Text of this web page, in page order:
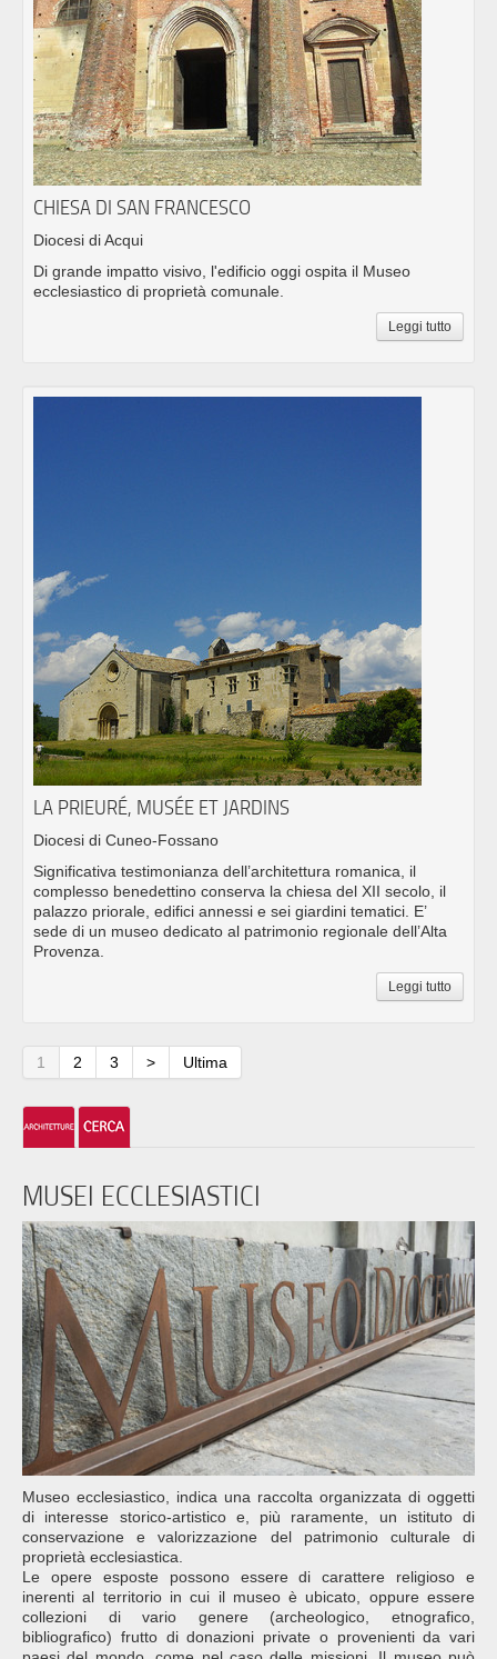
CHIESA DI SAN FRANCESCO
Diocesi di Acqui
Di grande impatto visivo, l'edificio oggi ospita il Museo
ecclesiastico di proprietà comunale.
Leggi tutto
LA PRIEURÉ, MUSÉE ET JARDINS
Diocesi di Cuneo-Fossano
Significativa testimonianza dell’architettura romanica, il
complesso benedettino conserva la chiesa del XII secolo, il
palazzo priorale, edifici annessi e sei giardini tematici. E’
sede di un museo dedicato al patrimonio regionale dell’Alta
Provenza.
Leggi tutto
1 2 3 > Ultima
MUSEI ECCLESIASTICI
Museo ecclesiastico, indica una raccolta organizzata di oggetti
di interesse storico-artistico e, più raramente, un istituto di
conservazione e valorizzazione del patrimonio culturale di
proprietà ecclesiastica.
Le opere esposte possono essere di carattere religioso e
inerenti al territorio in cui il museo è ubicato, oppure essere
collezioni di vario genere (archeologico, etnografico,
bibliografico) frutto di donazioni private o provenienti da vari